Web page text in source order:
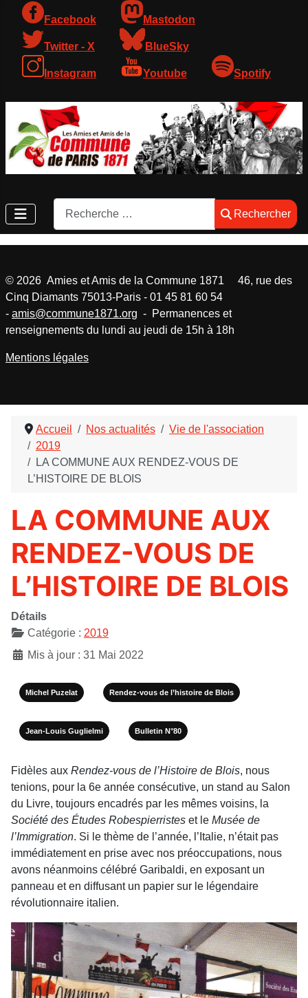
Facebook Mastodon
Twitter - X BlueSky
Instagram Youtube Spotify
Rechercher
Rechercher
Accueil Nos actualités
Vie de l'association
2019
LA COMMUNE AUX RENDEZ-VOUS DE
L’HISTOIRE DE BLOIS
LA COMMUNE AUX
RENDEZ-VOUS DE
L’HISTOIRE DE BLOIS
Détails
Catégorie : 2019
Mis à jour : 31 Mai 2022
Michel Puzelat Rendez-vous de l’histoire de Blois
Jean-Louis Guglielmi Bulletin N°80
Fidèles aux Rendez-vous de l’Histoire de Blois, nous
tenions, pour la 6e année consécutive, un stand au Salon
du Livre, toujours encadrés par les mêmes voisins, la
Société des Études Robespierristes et le Musée de
l’Immigration. Si le thème de l’année, l’Italie, n’était pas
immédiatement en prise avec nos préoccupations, nous
avons néanmoins célébré Garibaldi, en exposant un
panneau et en diffusant un papier sur le légendaire
révolutionnaire italien.
© 2026 Amies et Amis de la Commune 1871 46, rue des
Cinq Diamants 75013-Paris - 01 45 81 60 54
- amis@commune1871.org - Permanences et
renseignements du lundi au jeudi de 15h à 18h
Mentions légales